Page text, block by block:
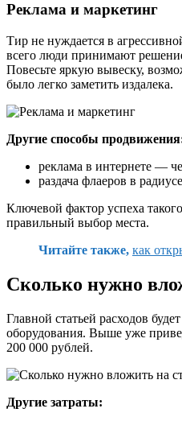
Реклама и маркетинг
Тир не нуждается в
всего люди принимают
Повесьте яркую вывеску,
было легко заметить издалека.
Другие способы
реклама в интернете —
раздача флаеров в
Ключевой фактор успеха
правильный выбор места.
Читайте также, как
Сколько нужно
Главной статьей расходов
оборудования. Выше уже
200 000 рублей.
Другие затраты: